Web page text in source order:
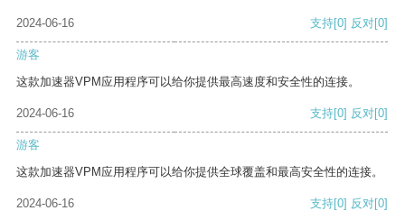
2024-06-16 支持[0] 反对[0]
游客
这款加速器VPM应用程序可以给你提供最高速度和安全性的连接。
2024-06-16 支持[0] 反对[0]
游客
这款加速器VPM应用程序可以给你提供全球覆盖和最高安全性的连接。
2024-06-16 支持[0] 反对[0]